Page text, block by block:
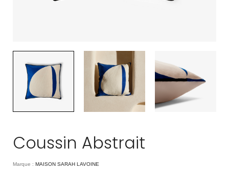
Coussin Abstrait
Marque : MAISON SARAH LAVOINE